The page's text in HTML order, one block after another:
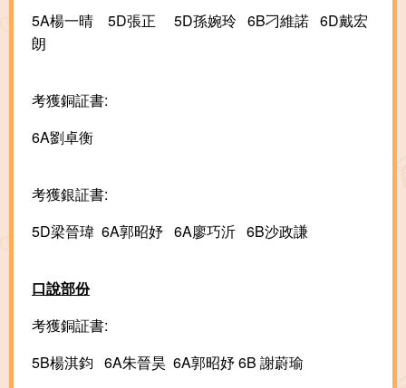
5A楊一晴 5D張正 5D孫婉玲 6B刁維諾 6D戴宏
朗
考獲銅証書:
6A劉卓衡
考獲銀証書:
5D梁晉瑋 6A郭昭妤 6A廖巧沂 6B沙政謙
口說部份
考獲銅証書:
5B楊淇鈞 6A朱晉昊 6A郭昭妤 6B 謝蔚瑜